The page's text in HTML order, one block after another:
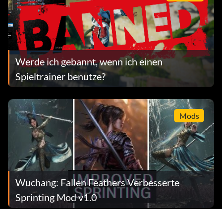
Werde ich gebannt, wenn ich einen
Spieltrainer benutze?
Mods
Wuchang: Fallen Feathers Verbesserte
Sprinting Mod v1.0